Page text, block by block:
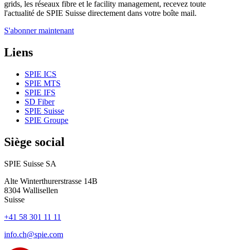
grids, les réseaux fibre et le facility management, recevez toute
l'actualité de SPIE Suisse directement dans votre boîte mail.
S'abonner maintenant
Liens
SPIE ICS
SPIE MTS
SPIE IFS
SD Fiber
SPIE Suisse
SPIE Groupe
Siège social
SPIE Suisse SA
Alte Winterthurerstrasse 14B
8304 Wallisellen
Suisse
+41 58 301 11 11
info.ch@spie.com